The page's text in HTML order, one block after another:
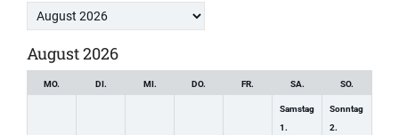
Month
selection
August 2026
MO. DI. MI. DO. FR. SA. SO.
Samstag
1.
Sonntag
2.